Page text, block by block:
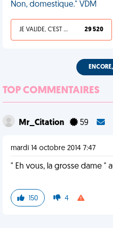
Non, domestique." VDM
JE VALIDE, C'EST UNE VDM 29 520
TOP COMMENTAIRES
Mr_Citation 59
mardi 14 octobre 2014 7:47
" Eh vous, la grosse dame "
150 4